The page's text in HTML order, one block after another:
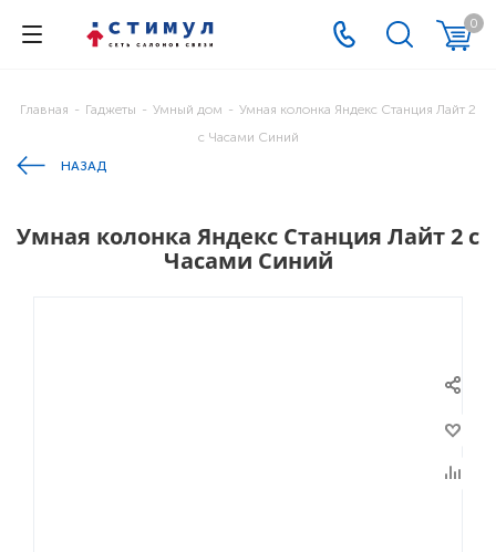
0
Главная - Гаджеты - Умный дом - Умная колонка Яндекс Станция Лайт 2
с Часами Синий
НАЗАД
Умная колонка Яндекс Станция Лайт 2 с
Часами Синий